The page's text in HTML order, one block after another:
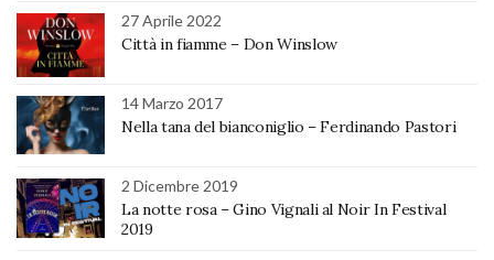
27 Aprile 2022
Città in fiamme – Don Winslow
14 Marzo 2017
Nella tana del bianconiglio – Ferdinando Pastori
2 Dicembre 2019
La notte rosa – Gino Vignali al Noir In Festival
2019